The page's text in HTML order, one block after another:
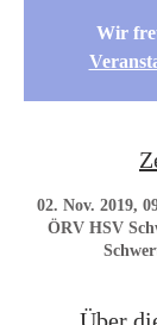
Wir
02. Nov. 2019,
ÖRV HSV